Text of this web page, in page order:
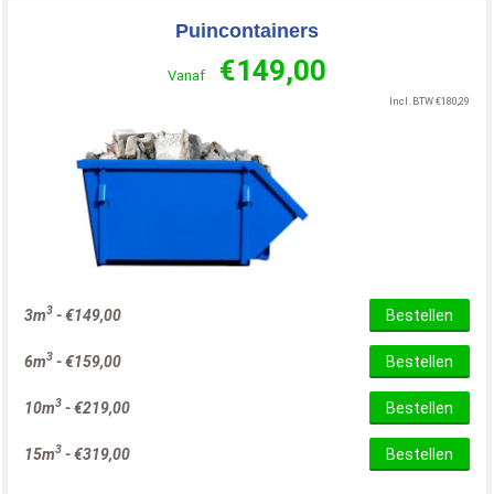
Puincontainers
Vanaf €149,00
Incl. BTW €180,29
3m3 -€149,00 Bestellen
6m3 -€159,00 Bestellen
10m3 -€219,00 Bestellen
15m3 -€319,00 Bestellen